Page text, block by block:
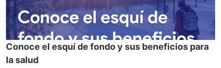
Conoce el esquí de fondo y sus beneficios para
la salud